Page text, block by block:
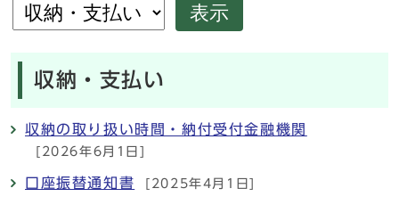
表示
収納・支払い
収納の取り扱い時間・納付受付金融機関
[2026年6月1日]
口座振替通知書 [2025年4月1日]